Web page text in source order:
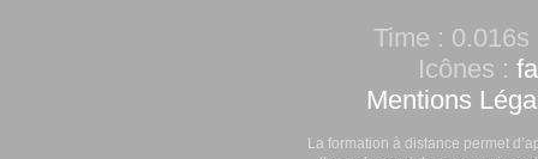
Time :
Icônes :
Mentions
La formation à distance permet